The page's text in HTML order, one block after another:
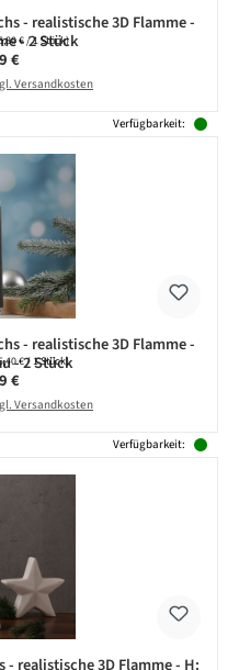
- realistische 3D Flamme -
- 2 Stück
€ / 1 Stück)
Preis:
€
Versandkosten
Verfügbarkeit:
- realistische 3D Flamme -
- 2 Stück
€ / 1 Stück)
Preis:
€
Versandkosten
Verfügbarkeit:
- realistische 3D Flamme - H: